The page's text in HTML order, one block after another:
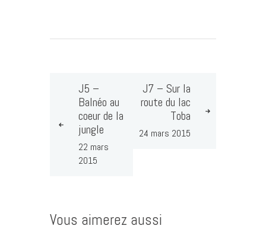
J5 –
Balnéo au
coeur de la
jungle
22 mars
2015
J7 – Sur la
route du lac
Toba
24 mars 2015
Vous aimerez aussi